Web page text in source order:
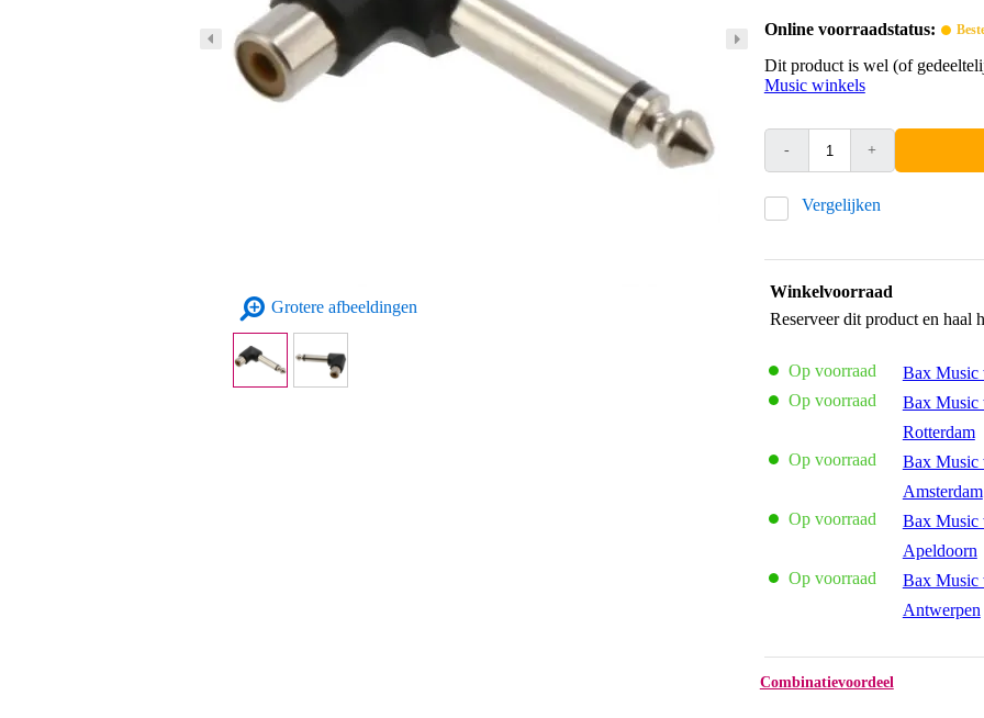
Grotere afbeeldingen
Online voorraadstatus:
Dit product is wel (of
Music winkels
- +
Vergelijken
Winkelvoorraad
Reserveer dit product en haal
Op voorraad Bax Music
Op voorraad
Bax Music
Rotterdam
Op voorraad
Bax Music
Amsterdam
Op voorraad
Bax Music
Apeldoorn
Op voorraad
Bax Music
Antwerpen
Combinatievoordeel